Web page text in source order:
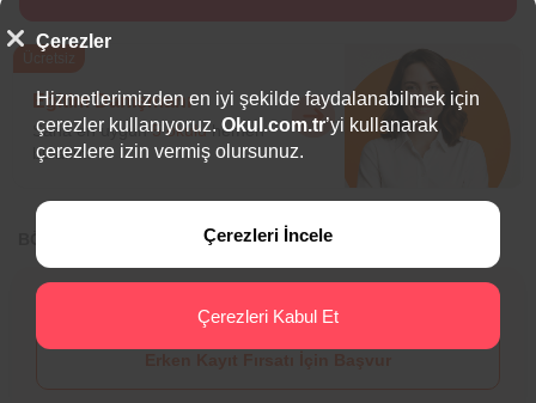
Eğitim Danışmanı
Sana en uygun5 okuluhemen
bulalım.
BÖLGEDE ÖNE ÇIKAN OKULLAR
Çerezler
Hizmetlerimizden en iyi şekilde faydalanabilmek için
çerezler kullanıyoruz. Okul.com.tr’yi kullanarak
çerezlere izin vermiş olursunuz.
Çerezleri İncele
Çerezleri Kabul Et